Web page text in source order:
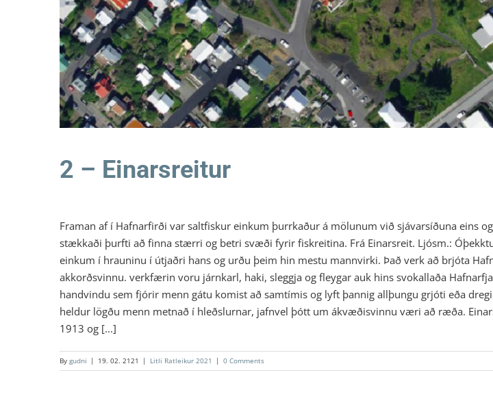
2 – Einarsreitur
Framan af í Hafnarfirði var saltfiskur einkum þurrkaður á mölunum við sjávarsíðuna eins
stækkaði þurfti að finna stærri og betri svæði fyrir fiskreitina. Frá Einarsreit. Ljósm.:
einkum í hrauninu í útjaðri hans og urðu þeim hin mestu mannvirki. Það verk að brjóta
akkorðsvinnu. verkfærin voru járnkarl, haki, sleggja og fleygar auk hins svokallaða
handvindu sem fjórir menn gátu komist að samtímis og lyft þannig allþungu grjóti eða
heldur lögðu menn metnað í hleðslurnar, jafnvel þótt um ákvæðisvinnu væri að ræða.
1913 og [...]
By gudni | 19. 02. 2121 | Litli Ratleikur 2021 | 0 Comments